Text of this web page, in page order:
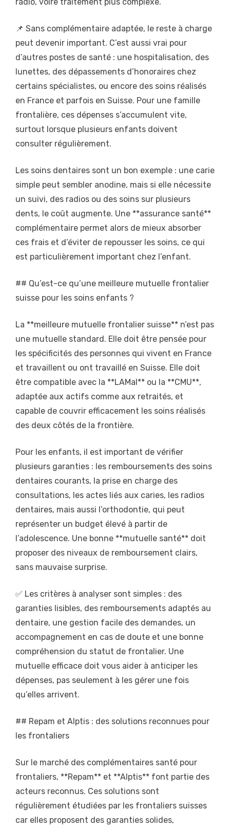
📌 Sans complémentaire adaptée, le reste à charge
peut devenir important. C’est aussi vrai pour
d’autres postes de santé : une hospitalisation, des
lunettes, des dépassements d’honoraires chez
certains spécialistes, ou encore des soins réalisés
en France et parfois en Suisse. Pour une famille
frontalière, ces dépenses s’accumulent vite,
surtout lorsque plusieurs enfants doivent
consulter régulièrement.
Les soins dentaires sont un bon exemple : une carie
simple peut sembler anodine, mais si elle nécessite
un suivi, des radios ou des soins sur plusieurs
dents, le coût augmente. Une **assurance santé**
complémentaire permet alors de mieux absorber
ces frais et d’éviter de repousser les soins, ce qui
est particulièrement important chez l’enfant.
## Qu’est-ce qu’une meilleure mutuelle frontalier
suisse pour les soins enfants ?
La **meilleure mutuelle frontalier suisse** n’est pas
une mutuelle standard. Elle doit être pensée pour
les spécificités des personnes qui vivent en France
et travaillent ou ont travaillé en Suisse. Elle doit
être compatible avec la **LAMal** ou la **CMU**,
adaptée aux actifs comme aux retraités, et
capable de couvrir efficacement les soins réalisés
des deux côtés de la frontière.
Pour les enfants, il est important de vérifier
plusieurs garanties : les remboursements des soins
dentaires courants, la prise en charge des
consultations, les actes liés aux caries, les radios
dentaires, mais aussi l’orthodontie, qui peut
représenter un budget élevé à partir de
l’adolescence. Une bonne **mutuelle santé** doit
proposer des niveaux de remboursement clairs,
sans mauvaise surprise.
✅ Les critères à analyser sont simples : des
garanties lisibles, des remboursements adaptés au
dentaire, une gestion facile des demandes, un
accompagnement en cas de doute et une bonne
compréhension du statut de frontalier. Une
mutuelle efficace doit vous aider à anticiper les
dépenses, pas seulement à les gérer une fois
qu’elles arrivent.
## Repam et Alptis : des solutions reconnues pour
les frontaliers
Sur le marché des complémentaires santé pour
frontaliers, **Repam** et **Alptis** font partie des
acteurs reconnus. Ces solutions sont
régulièrement étudiées par les frontaliers suisses
car elles proposent des garanties solides,